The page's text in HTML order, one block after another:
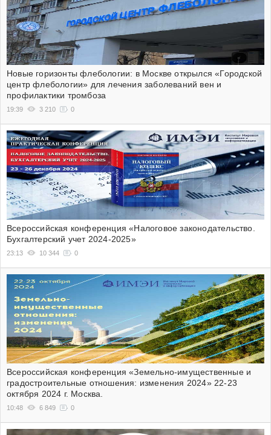
Новые горизонты флебологии: в Москве открылся «Городской
центр флебологии» для лечения заболеваний вен и
профилактики тромбоза
19:39 3 210 0
Всероссийская конференция «Налоговое законодательство.
Бухгалтерский учет 2024-2025»
23:13 10 344 0
Всероссийская конференция «Земельно-имущественные и
градостроительные отношения: изменения 2024» 22-23
октября 2024 г. Москва.
10:48 6 849 0